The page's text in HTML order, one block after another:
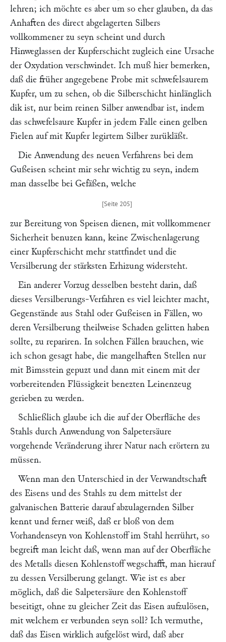
lehren; ich möchte es aber um so eher glauben, da das
Anhaften des direct abgelagerten Silbers
vollkommener zu seyn scheint und durch
Hinweglassen der Kupferschicht zugleich eine Ursache
der Oxydation verschwindet. Ich muß hier bemerken,
daß die früher angegebene Probe mit schwefelsaurem
Kupfer, um zu sehen, ob die Silberschicht hinlänglich
dik ist, nur beim reinen Silber anwendbar ist, indem
das schwefelsaure Kupfer in jedem Falle einen gelben
Fielen auf mit Kupfer legirtem Silber zurükläßt.
Die Anwendung des neuen Verfahrens bei dem
Gußeisen scheint mir sehr wichtig zu seyn, indem
man dasselbe bei Gefäßen, welche
zur Bereitung von Speisen dienen, mit vollkommener
Sicherheit benuzen kann, keine Zwischenlagerung
einer Kupferschicht mehr stattfindet und die
Versilberung der stärksten Erhizung widersteht.
Ein anderer Vorzug desselben besteht darin, daß
dieses Versilberungs-Verfahren es viel leichter macht,
Gegenstände aus Stahl oder Gußeisen in Fällen, wo
deren Versilberung theilweise Schaden gelitten haben
sollte, zu repariren. In solchen Fällen brauchen, wie
ich schon gesagt habe, die mangelhaften Stellen nur
mit Bimsstein gepuzt und dann mit einem mit der
vorbereitenden Flüssigkeit benezten Leinenzeug
gerieben zu werden.
Schließlich glaube ich die auf der Oberfläche des
Stahls durch Anwendung von Salpetersäure
vorgehende Veränderung ihrer Natur nach erörtern zu
müssen.
Wenn man den Unterschied in der Verwandtschaft
des Eisens und des Stahls zu dem mittelst der
galvanischen Batterie darauf abzulagernden Silber
kennt und ferner weiß, daß er bloß von dem
Vorhandenseyn von Kohlenstoff im Stahl herrührt, so
begreift man leicht daß, wenn man auf der Oberfläche
des Metalls diesen Kohlenstoff wegschafft, man hierauf
zu dessen Versilberung gelangt. Wie ist es aber
möglich, daß die Salpetersäure den Kohlenstoff
beseitigt, ohne zu gleicher Zeit das Eisen aufzulösen,
mit welchem er verbunden seyn soll? Ich vermuthe,
daß das Eisen wirklich aufgelöst wird, daß aber